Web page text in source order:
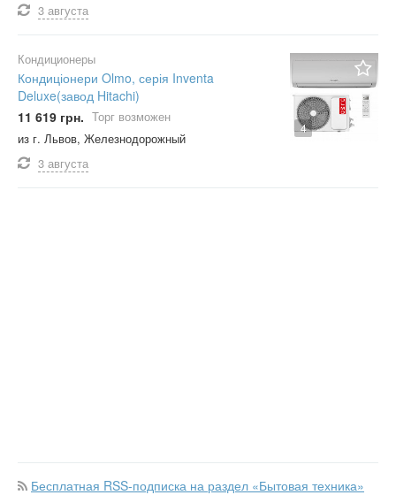
3 августа
4
Кондиционеры
Кондиціонери Olmo, серія Inventa
Deluxe(завод Hitachi)
11 619 грн. Торг возможен
из г. Львов, Железнодорожный
3 августа
Бесплатная RSS-подписка на раздел «Бытовая техника»